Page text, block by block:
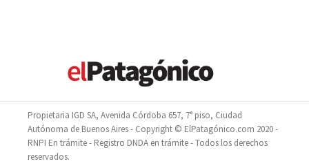
Propietaria IGD SA, Avenida Córdoba 657, 7° piso, Ciudad
Autónoma de Buenos Aires - Copyright © ElPatagónico.com 2020 -
RNPI En trámite - Registro DNDA en trámite - Todos los derechos
reservados.